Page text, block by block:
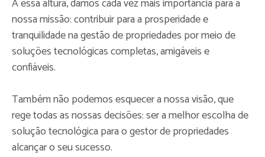
nossa missão: contribuir para a prosperidade e
tranquilidade na gestão de propriedades por meio de
soluções tecnológicas completas, amigáveis e
confiáveis.
Também não podemos esquecer a nossa visão, que
rege todas as nossas decisões: ser a melhor escolha de
solução tecnológica para o gestor de propriedades
alcançar o seu sucesso.